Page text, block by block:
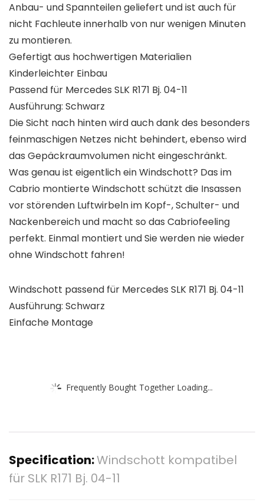
Anbau- und Spannteilen geliefert und ist auch für
nicht Fachleute innerhalb von nur wenigen Minuten
zu montieren.
Gefertigt aus hochwertigen Materialien
Kinderleichter Einbau
Passend für Mercedes SLK R171 Bj. 04-11
Ausführung: Schwarz
Die Sicht nach hinten wird auch dank des besonders
feinmaschigen Netzes nicht behindert, ebenso wird
das Gepäckraumvolumen nicht eingeschränkt.
Was genau ist eigentlich ein Windschott? Das im
Cabrio montierte Windschott schützt die Insassen
vor störenden Luftwirbeln im Kopf-, Schulter- und
Nackenbereich und macht so das Cabriofeeling
perfekt. Einmal montiert und Sie werden nie wieder
ohne Windschott fahren!
Windschott passend für Mercedes SLK R171 Bj. 04-11
Ausführung: Schwarz
Einfache Montage
Frequently Bought Together Loading...
Specification:Windschott kompatibel
für SLK R171 Bj. 04-11